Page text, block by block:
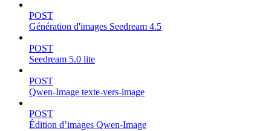
POST
Génération d'images Seedream 4.5
POST
Seedream 5.0 lite
POST
Qwen-Image texte-vers-image
POST
Édition d’images Qwen-Image